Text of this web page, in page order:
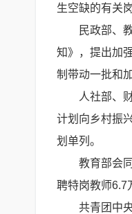
生空缺的有关
民政部、
知》，提出加
制带动一批和
人社部、
计划向乡村振
划单列。
教育部会
聘特岗教师6.7
共青团中